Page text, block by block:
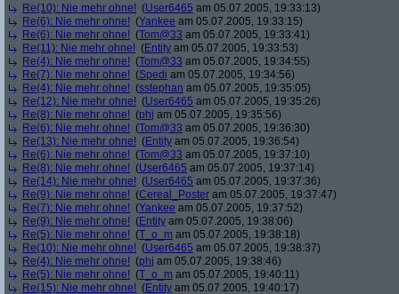
Re(10): Nie mehr ohne! (User6465 am 05.07.2005, 19:33:13)
Re(6): Nie mehr ohne! (Yankee am 05.07.2005, 19:33:15)
Re(6): Nie mehr ohne! (Tom@33 am 05.07.2005, 19:33:41)
Re(11): Nie mehr ohne! (Entity am 05.07.2005, 19:33:53)
Re(4): Nie mehr ohne! (Tom@33 am 05.07.2005, 19:34:55)
Re(7): Nie mehr ohne! (Spedi am 05.07.2005, 19:34:56)
Re(4): Nie mehr ohne! (sstephan am 05.07.2005, 19:35:05)
Re(12): Nie mehr ohne! (User6465 am 05.07.2005, 19:35:26)
Re(8): Nie mehr ohne! (phj am 05.07.2005, 19:35:56)
Re(6): Nie mehr ohne! (Tom@33 am 05.07.2005, 19:36:30)
Re(13): Nie mehr ohne! (Entity am 05.07.2005, 19:36:54)
Re(6): Nie mehr ohne! (Tom@33 am 05.07.2005, 19:37:10)
Re(8): Nie mehr ohne! (User6465 am 05.07.2005, 19:37:14)
Re(14): Nie mehr ohne! (User6465 am 05.07.2005, 19:37:36)
Re(9): Nie mehr ohne! (Cereal_Poster am 05.07.2005, 19:37:47)
Re(7): Nie mehr ohne! (Yankee am 05.07.2005, 19:37:52)
Re(9): Nie mehr ohne! (Entity am 05.07.2005, 19:38:06)
Re(5): Nie mehr ohne! (T_o_m am 05.07.2005, 19:38:18)
Re(10): Nie mehr ohne! (User6465 am 05.07.2005, 19:38:37)
Re(4): Nie mehr ohne! (phj am 05.07.2005, 19:38:46)
Re(5): Nie mehr ohne! (T_o_m am 05.07.2005, 19:40:11)
Re(15): Nie mehr ohne! (Entity am 05.07.2005, 19:40:17)